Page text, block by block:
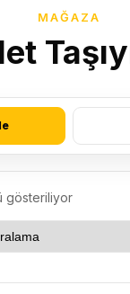
MAĞAZA
gösteriliyor